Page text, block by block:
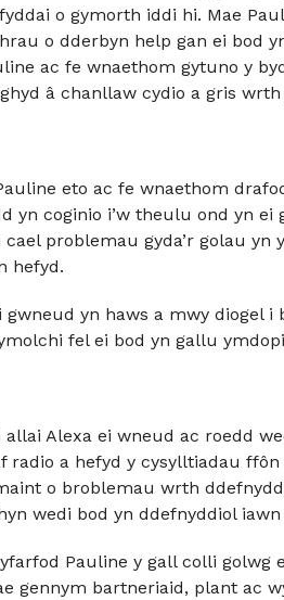
o gymorth iddi hi. Mae
o dderbyn help gan ei bod
ac fe wnaethom gytuno y
â chanllaw cydio a gris
eto ac fe wnaethom
yn coginio i’w theulu ond yn
problemau gyda’r golau yn
hefyd.
yn haws a mwy diogel
fel ei bod yn gallu
Alexa ei wneud ac roedd
radio a hefyd y cysylltiadau
o broblemau wrth
wedi bod yn ddefnyddiol
Pauline y gall colli
gennym bartneriaid, plant ac